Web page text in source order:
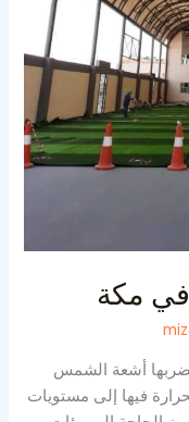
مكة
أشعة الشمس
فيها إلى مستويات